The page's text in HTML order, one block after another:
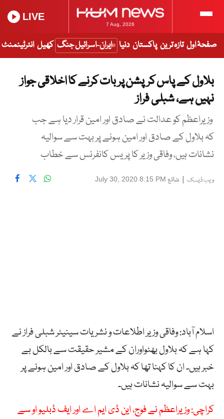
7 Aug, 2026
LIVE
صفحۂ اول تازہ ترین پاکستان دنیا ایران-اسرائیل جنگ کھیل انٹرٹینمنٹ
بلاول کے پاس کرپشن پر بات کرنے کا اخلاقی جواز
نہیں ہے، شبلی فراز
وزیراعظم کو عدالت نے صادق اور امین قرار دیا ہے جب
کہ بلاول کے صادق اور امین ہونے پر بہت سے سوالیہ
نشانات ہیں، وفاقی وزیر کا پریس کانفرنس سے خطاب
ویب ڈیسک | شائع July 30, 2020 8:15 PM
اسلام آباد: وفاقی وزیر اطلاعات و نشریات سینیٹر شبلی فراز نے
کہا ہے کہ بلاول بھٹواوران کے مشیر حقیقت سے بالکل بے
خبر ہیں۔ ان کا کہنا تھا کہ بلاول کے صادق اور امین ہونے پر
بہت سے سوالیہ نشانات ہیں۔
کراچی: وزیراعظم نے فوج، این ڈی ایم اے اور ایف ڈبلیو او سے